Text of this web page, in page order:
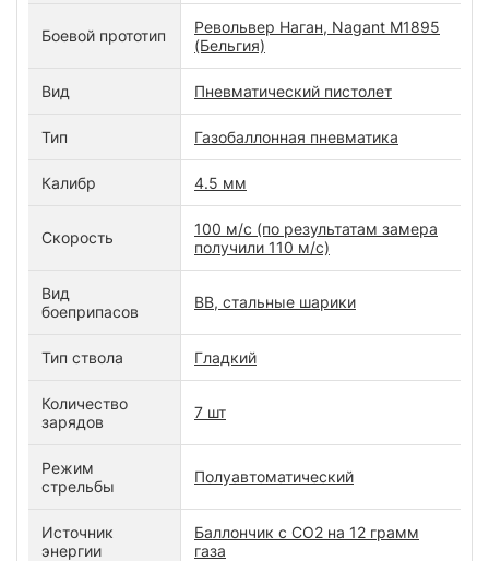
Боевой прототип
Револьвер Наган, Nagant M1895
(Бельгия)
Вид Пневматический пистолет
Тип Газобаллонная пневматика
Калибр 4.5 мм
Скорость
100 м/с (по результатам замера
получили 110 м/с)
Вид
боеприпасов
ВВ, стальные шарики
Тип ствола Гладкий
Количество
зарядов
7 шт
Режим
стрельбы
Полуавтоматический
Источник
энергии
Баллончик с СО2 на 12 грамм
газа